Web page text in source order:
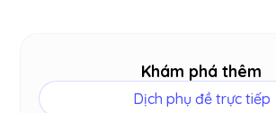
Khám phá thêm
Dịch phụ đề trực tiếp